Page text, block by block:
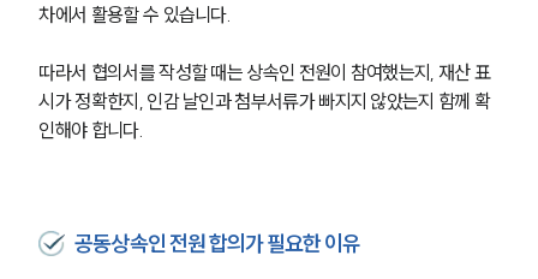
차에서 활용할 수 있습니다.
따라서 협의서를 작성할 때는 상속인 전원이 참여했는지, 재산 표
시가 정확한지, 인감 날인과 첨부서류가 빠지지 않았는지 함께 확
인해야 합니다.
공동상속인 전원 합의가 필요한 이유